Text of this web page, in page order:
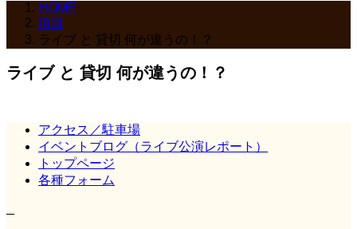
HOME
項目
ライブ と 貸切 何が違うの！？
ライブ と 貸切 何が違うの！？
アクセス／駐車場
イベントブログ（ライブ公演レポート）
トップページ
各種フォーム